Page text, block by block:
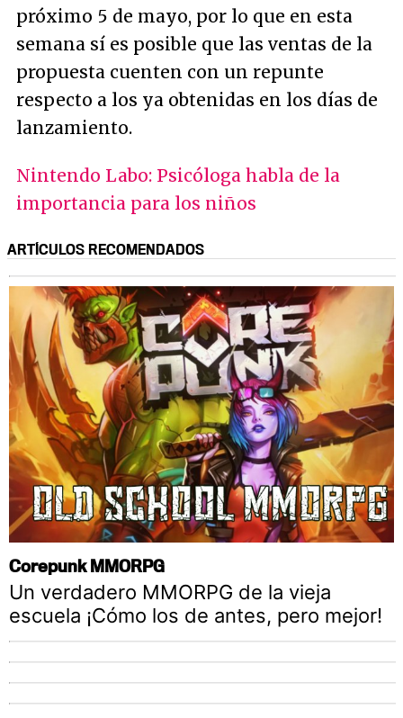
próximo 5 de mayo, por lo que en esta
semana sí es posible que las ventas de la
propuesta cuenten con un repunte
respecto a los ya obtenidas en los días de
lanzamiento.
Nintendo Labo: Psicóloga habla de la
importancia para los niños
ARTÍCULOS RECOMENDADOS
Corepunk MMORPG
Un verdadero MMORPG de la vieja
escuela ¡Cómo los de antes, pero mejor!